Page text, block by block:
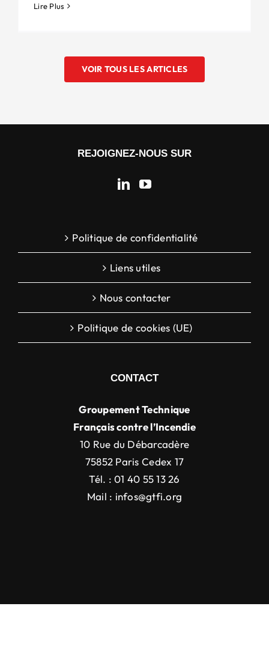
Lire Plus
VOIR TOUS LES ARTICLES
REJOIGNEZ-NOUS SUR
Politique de confidentialité
Liens utiles
Nous contacter
Politique de cookies (UE)
CONTACT
Groupement Technique
Français contre l’Incendie
10 Rue du Débarcadère
75852 Paris Cedex 17
Tél. : 01 40 55 13 26
Mail : infos@gtfi.org